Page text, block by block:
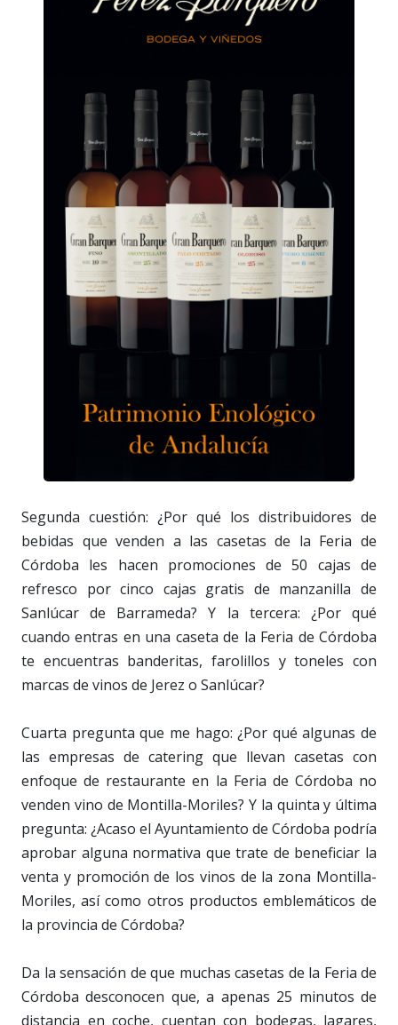
Segunda cuestión: ¿Por qué los distribuidores de
bebidas que venden a las casetas de la Feria de
Córdoba les hacen promociones de 50 cajas de
refresco por cinco cajas gratis de manzanilla de
Sanlúcar de Barrameda? Y la tercera: ¿Por qué
cuando entras en una caseta de la Feria de Córdoba
te encuentras banderitas, farolillos y toneles con
marcas de vinos de Jerez o Sanlúcar?
Cuarta pregunta que me hago: ¿Por qué algunas de
las empresas de catering que llevan casetas con
enfoque de restaurante en la Feria de Córdoba no
venden vino de Montilla-Moriles? Y la quinta y última
pregunta: ¿Acaso el Ayuntamiento de Córdoba podría
aprobar alguna normativa que trate de beneficiar la
venta y promoción de los vinos de la zona Montilla-
Moriles, así como otros productos emblemáticos de
la provincia de Córdoba?
Da la sensación de que muchas casetas de la Feria de
Córdoba desconocen que, a apenas 25 minutos de
distancia en coche, cuentan con bodegas, lagares,